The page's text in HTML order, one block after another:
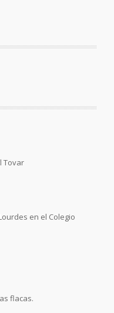
Tovar
en el Colegio
flacas.